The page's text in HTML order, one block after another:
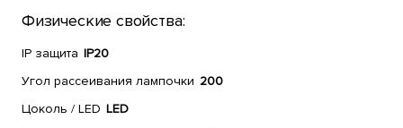
Физические свойства:
IP защита IP20
Угол рассеивания лампочки 200
Цоколь / LED LED